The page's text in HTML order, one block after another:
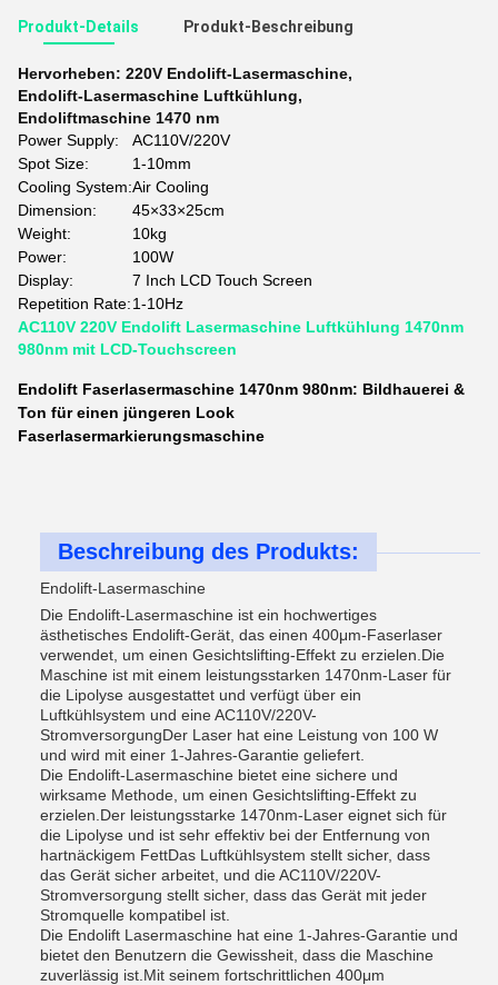
Produkt-Details Produkt-Beschreibung
Hervorheben: 220V Endolift-Lasermaschine,
Endolift-Lasermaschine Luftkühlung,
Endoliftmaschine 1470 nm
Power Supply:
AC110V/220V
Spot Size:
1-10mm
Cooling System:Air Cooling
Dimension:
45×33×25cm
Weight:
10kg
Power:
100W
Display:
7 Inch LCD Touch Screen
Repetition Rate:1-10Hz
AC110V 220V Endolift Lasermaschine Luftkühlung 1470nm
980nm mit LCD-Touchscreen
Endolift Faserlasermaschine 1470nm 980nm: Bildhauerei &
Ton für einen jüngeren Look
Faserlasermarkierungsmaschine
Beschreibung des Produkts:
Endolift-Lasermaschine
Die Endolift-Lasermaschine ist ein hochwertiges
ästhetisches Endolift-Gerät, das einen 400μm-Faserlaser
verwendet, um einen Gesichtslifting-Effekt zu erzielen.Die
Maschine ist mit einem leistungsstarken 1470nm-Laser für
die Lipolyse ausgestattet und verfügt über ein
Luftkühlsystem und eine AC110V/220V-
StromversorgungDer Laser hat eine Leistung von 100 W
und wird mit einer 1-Jahres-Garantie geliefert.
Die Endolift-Lasermaschine bietet eine sichere und
wirksame Methode, um einen Gesichtslifting-Effekt zu
erzielen.Der leistungsstarke 1470nm-Laser eignet sich für
die Lipolyse und ist sehr effektiv bei der Entfernung von
hartnäckigem FettDas Luftkühlsystem stellt sicher, dass
das Gerät sicher arbeitet, und die AC110V/220V-
Stromversorgung stellt sicher, dass das Gerät mit jeder
Stromquelle kompatibel ist.
Die Endolift Lasermaschine hat eine 1-Jahres-Garantie und
bietet den Benutzern die Gewissheit, dass die Maschine
zuverlässig ist.Mit seinem fortschrittlichen 400μm